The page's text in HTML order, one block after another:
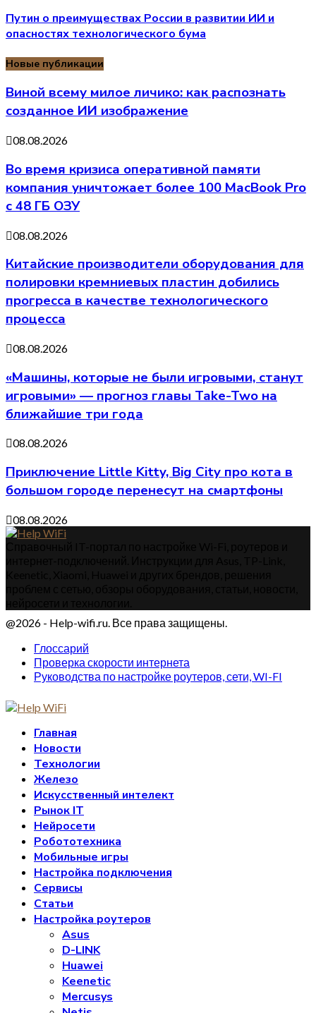
Путин о преимуществах России в развитии ИИ и
опасностях технологического бума
Новые публикации
Виной всему милое личико: как распознать
созданное ИИ изображение
08.08.2026
Во время кризиса оперативной памяти
компания уничтожает более 100 MacBook Pro
с 48 ГБ ОЗУ
08.08.2026
Китайские производители оборудования для
полировки кремниевых пластин добились
прогресса в качестве технологического
процесса
08.08.2026
«Машины, которые не были игровыми, станут
игровыми» — прогноз главы Take-Two на
ближайшие три года
08.08.2026
Приключение Little Kitty, Big City про кота в
большом городе перенесут на смартфоны
08.08.2026
@2026 - Help-wifi.ru. Все права защищены.
Глоссарий
Проверка скорости интернета
Руководства по настройке роутеров, сети, WI-FI
Главная
Новости
Технологии
Железо
Искусственный интелект
Рынок IT
Нейросети
Робототехника
Мобильные игры
Настройка подключения
Сервисы
Статьи
Настройка роутеров
Asus
D-LINK
Huawei
Keenetic
Mercusys